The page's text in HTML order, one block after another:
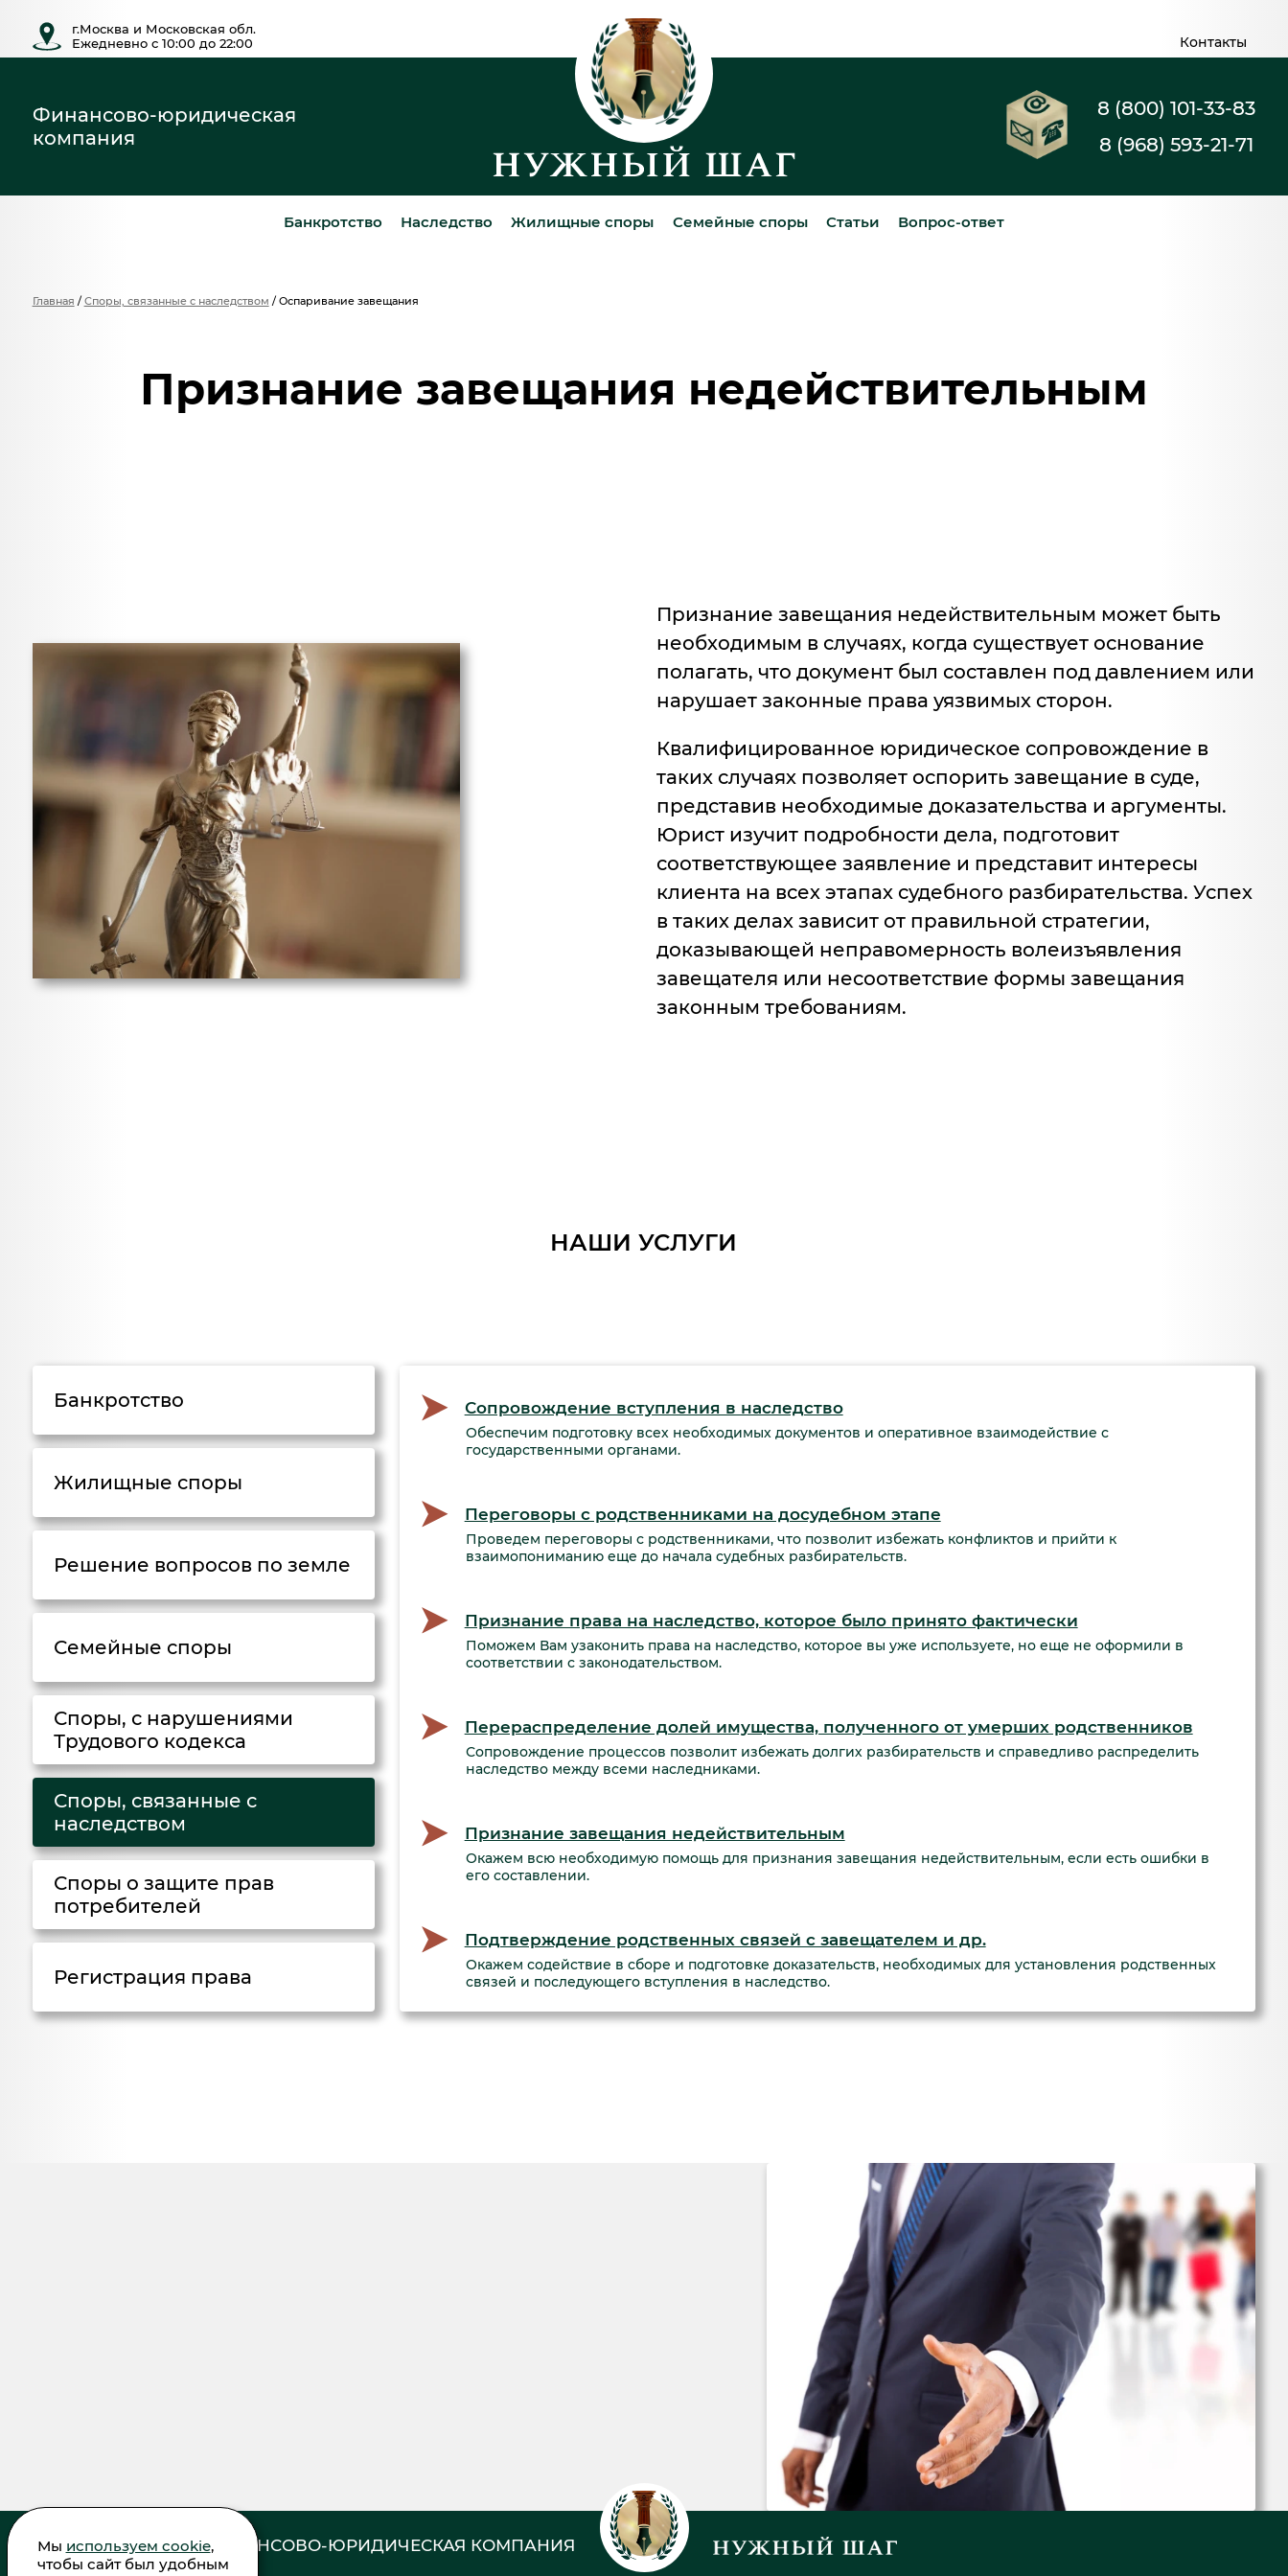
г.Москва и Московская обл.
Ежедневно с 10:00 до 22:00
Контакты
Финансово-юридическая
компания
8 (800) 101-33-83
8 (968) 593-21-71
Банкротство Наследство Жилищные споры Семейные споры Статьи Вопрос-ответ
Главная /Споры, связанные с наследством /Оспаривание завещания
Признание завещания недействительным
Признание завещания недействительным может быть
необходимым в случаях, когда существует основание
полагать, что документ был составлен под давлением или
нарушает законные права уязвимых сторон.
Квалифицированное юридическое сопровождение в
таких случаях позволяет оспорить завещание в суде,
представив необходимые доказательства и аргументы.
Юрист изучит подробности дела, подготовит
соответствующее заявление и представит интересы
клиента на всех этапах судебного разбирательства. Успех
в таких делах зависит от правильной стратегии,
доказывающей неправомерность волеизъявления
завещателя или несоответствие формы завещания
законным требованиям.
НАШИ УСЛУГИ
Банкротство
Жилищные споры
Решение вопросов по земле
Семейные споры
Споры, с нарушениями
Трудового кодекса
Споры, связанные с
наследством
Споры о защите прав
потребителей
Регистрация права
Сопровождение вступления в наследство
Обеспечим подготовку всех необходимых документов и оперативное взаимодействие с
государственными органами.
Переговоры с родственниками на досудебном этапе
Проведем переговоры с родственниками, что позволит избежать конфликтов и прийти к
взаимопониманию еще до начала судебных разбирательств.
Признание права на наследство, которое было принято фактически
Поможем Вам узаконить права на наследство, которое вы уже используете, но еще не оформили в
соответствии с законодательством.
Перераспределение долей имущества, полученного от умерших родственников
Сопровождение процессов позволит избежать долгих разбирательств и справедливо распределить
наследство между всеми наследниками.
Признание завещания недействительным
Окажем всю необходимую помощь для признания завещания недействительным, если есть ошибки в
его составлении.
Подтверждение родственных связей с завещателем и др.
Окажем содействие в сборе и подготовке доказательств, необходимых для установления родственных
связей и последующего вступления в наследство.
ФИНАНСОВО-ЮРИДИЧЕСКАЯ КОМПАНИЯ
Мы используем cookie,
чтобы сайт был удобным